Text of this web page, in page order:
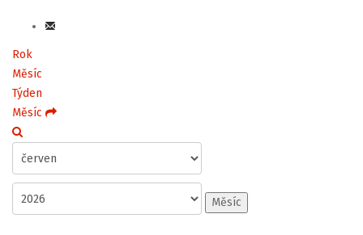
Rok
Měsíc
Týden
Měsíc
Měsíc